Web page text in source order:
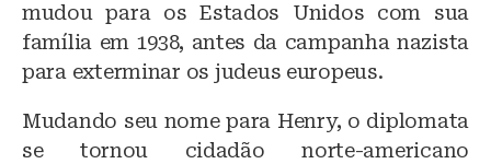
mudou para os Estados Unidos com sua
família em 1938, antes da campanha nazista
para exterminar os judeus europeus.
Mudando seu nome para Henry, o diplomata
se tornou cidadão norte-americano